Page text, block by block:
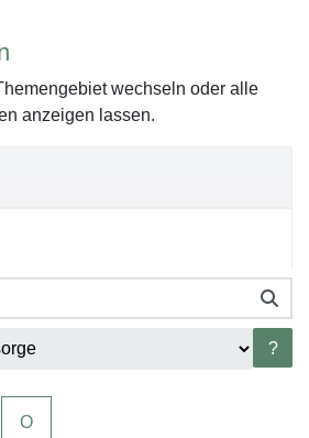
wechseln oder alle
anzeigen lassen.
?
O